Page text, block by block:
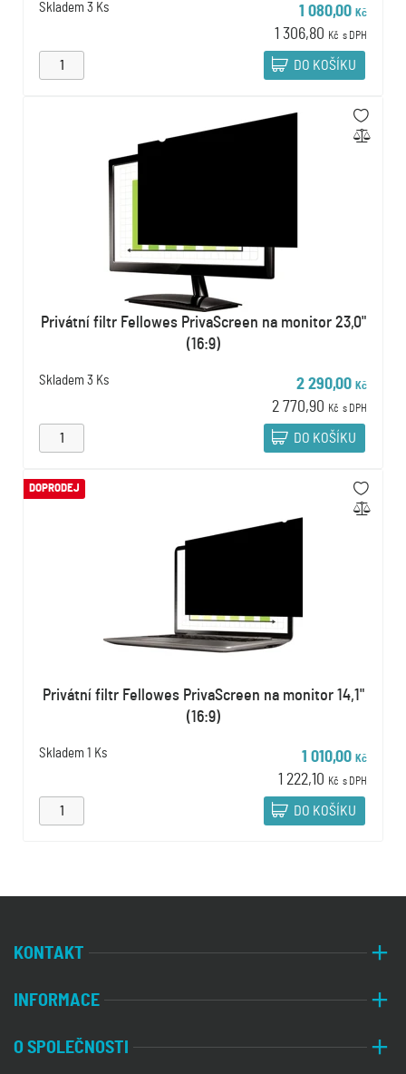
Skladem 3 Ks 1 080,00 Kč
1 306,80 Kč s DPH
DO KOŠÍKU
Privátní filtr Fellowes PrivaScreen na monitor 23,0"
(16:9)
Skladem 3 Ks 2 290,00 Kč
2 770,90 Kč s DPH
DO KOŠÍKU
DOPRODEJ
Privátní filtr Fellowes PrivaScreen na monitor 14,1"
(16:9)
Skladem 1 Ks 1 010,00 Kč
1 222,10 Kč s DPH
DO KOŠÍKU
KONTAKT
INFORMACE
O SPOLEČNOSTI